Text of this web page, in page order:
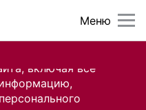
включая все
Меню